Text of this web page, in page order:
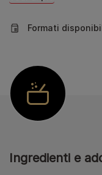
Formati
Ingredienti e